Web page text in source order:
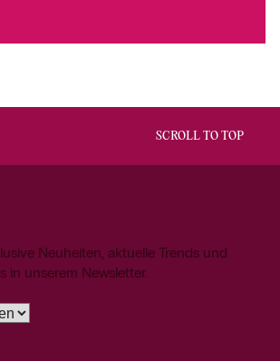
SCROLL TO TOP
Neuheiten, aktuelle Trends und
in unserem Newsletter.